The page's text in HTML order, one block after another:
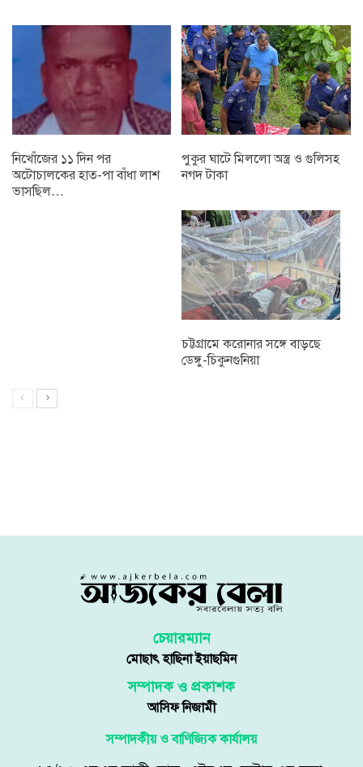
নিখোঁজের ১১ দিন পর
অটোচালকের হাত-পা বাঁধা লাশ
ভাসছিল…
পুকুর ঘাটে মিললো অস্ত্র ও গুলিসহ
নগদ টাকা
চট্টগ্রামে করোনার সঙ্গে বাড়ছে
ডেঙ্গু-চিকুনগুনিয়া
চেয়ারম্যান
মোছাৎ হাছিনা ইয়াছমিন
সম্পাদক ও প্রকাশক
আসিফ নিজামী
সম্পাদকীয় ও বাণিজ্যিক কার্যালয়